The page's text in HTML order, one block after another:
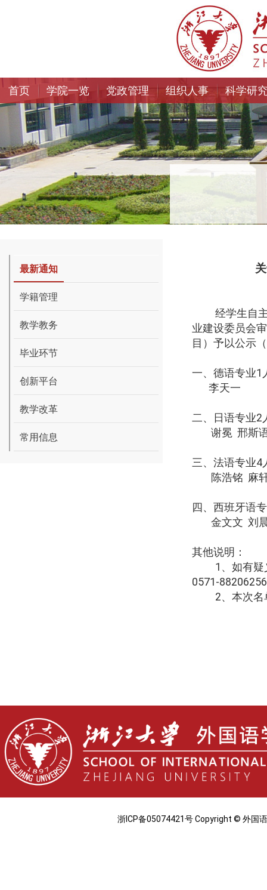
首页 学院一览 党政管理 组织人事 科学研
最新通知
学籍管理
教学教务
毕业环节
创新平台
教学改革
常用信息
经学生自
业建设委员会
目）予以公示
一、德语专业1
李天一
二、日语专业2
谢冕 邢斯
三、法语专业4
陈浩铭 麻
四、西班牙语
金文文 刘
其他说明：
1 、如有
0571-88206256
2、本次
浙ICP备05074421号 Copyright © 外国